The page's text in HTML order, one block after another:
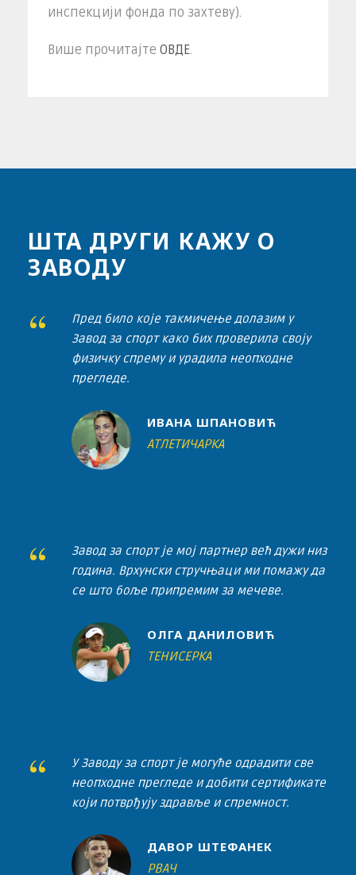
инспекцији фонда по захтеву).
Више прочитајте ОВДЕ.
ШТА ДРУГИ КАЖУ О
ЗАВОДУ
“
Пред било које такмичење долазим у
Завод за спорт како бих проверила своју
физичку спрему и урадила неопходне
прегледе.
ИВАНА ШПАНОВИЋ
АТЛЕТИЧАРКА
“
Завод за спорт је мој партнер већ дужи низ
година. Врхунски стручњаци ми помажу да
се што боље припремим за мечеве.
ОЛГА ДАНИЛОВИЋ
ТЕНИСЕРКА
“
У Заводу за спорт је могуће одрадити све
неопходне прегледе и добити сертификате
који потврђују здравље и спремност.
ДАВОР ШТЕФАНЕК
РВАЧ